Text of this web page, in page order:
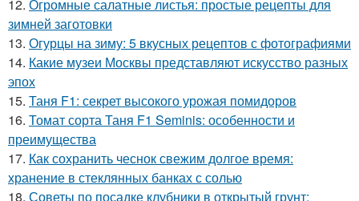
12. Огромные салатные листья: простые рецепты для
зимней заготовки
13. Огурцы на зиму: 5 вкусных рецептов с фотографиями
14. Какие музеи Москвы представляют искусство разных
эпох
15. Таня F1: секрет высокого урожая помидоров
16. Томат сорта Таня F1 Seminis: особенности и
преимущества
17. Как сохранить чеснок свежим долгое время:
хранение в стеклянных банках с солью
18. Советы по посадке клубники в открытый грунт: